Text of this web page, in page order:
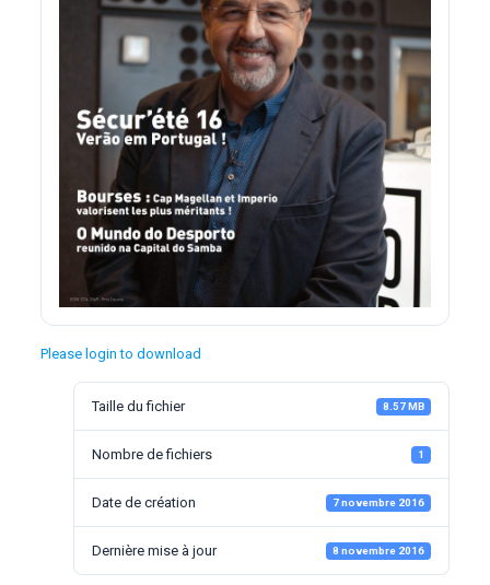
Please login to download
Taille du fichier 8.57 MB
Nombre de fichiers 1
Date de création 7 novembre 2016
Dernière mise à jour 8 novembre 2016